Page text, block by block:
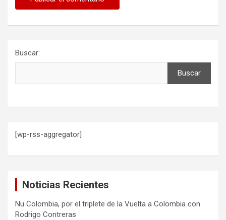
Buscar:
Buscar
[wp-rss-aggregator]
Noticias Recientes
Nu Colombia, por el triplete de la Vuelta a Colombia con
Rodrigo Contreras